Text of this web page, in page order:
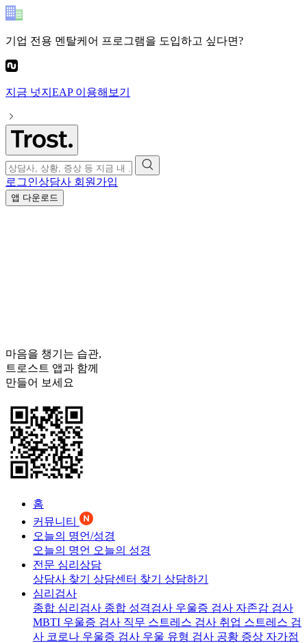
기업 전용 멘탈케어 프로그램을 도입하고 싶다면?
지금 넛지EAP이용해보기
로그인상담사 회원가입
앱 다운로드
마음을 챙기는 습관,
트로스트 앱과 함께
만들어 보세요
홈
커뮤니티
오늘의 명언/성경
오늘의 명언 오늘의 성경
전문 심리상담
상담사 찾기 상담센터 찾기 상담하기
심리검사
종합 심리검사 종합 성격검사 우울증 검사 자존감 검사
MBTI 우울증 검사 직무 스트레스 검사 취업 스트레스 검
사 코로나 우울증 검사 우울 유형 검사 공황 증상 자가점